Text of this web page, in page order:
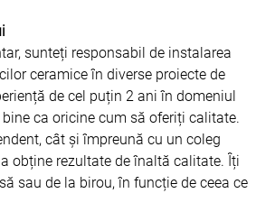
sunteți responsabil de instalarea
ceramice în diverse proiecte de
de cel puțin 2 ani în domeniul
ca oricine cum să oferiți calitate.
cât și împreună cu un coleg
obține rezultate de înaltă calitate. Îți
sau de la birou, în funcție de ceea ce